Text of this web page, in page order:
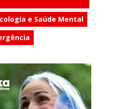
e Saúde Mental